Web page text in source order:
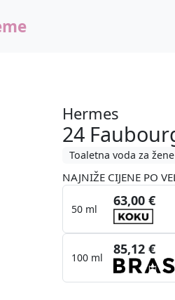
Hermes
24
Toaletna voda za žene
NAJNIŽE CIJENE PO
50 ml
63,00 €
100 ml
85,12 €